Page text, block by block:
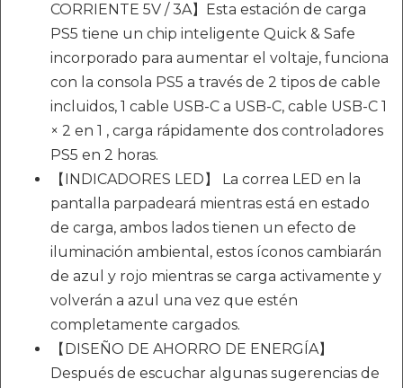
CORRIENTE 5V / 3A】Esta estación de carga
PS5 tiene un chip inteligente Quick & Safe
incorporado para aumentar el voltaje, funciona
con la consola PS5 a través de 2 tipos de cable
incluidos, 1 cable USB-C a USB-C, cable USB-C 1
× 2 en 1 , carga rápidamente dos controladores
PS5 en 2 horas.
【INDICADORES LED】 La correa LED en la
pantalla parpadeará mientras está en estado
de carga, ambos lados tienen un efecto de
iluminación ambiental, estos íconos cambiarán
de azul y rojo mientras se carga activamente y
volverán a azul una vez que estén
completamente cargados.
【DISEÑO DE AHORRO DE ENERGÍA】
Después de escuchar algunas sugerencias de